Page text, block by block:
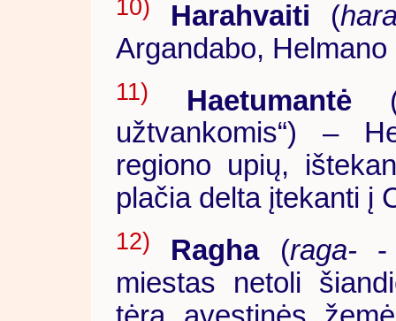
10) Harahvaiti (
Argandabo,
11) Haetumantė
užtvankomis“) –
regiono upių,
plačia delta įtekanti į
12) Ragha(raga--
miestas netoli